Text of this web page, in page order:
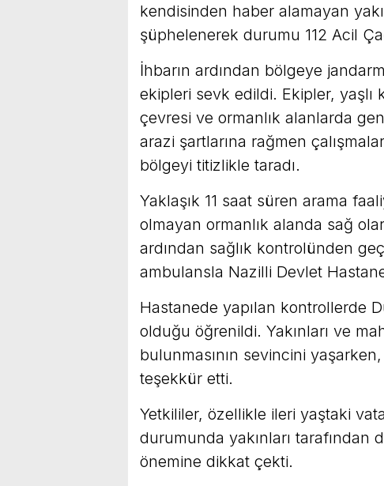
kendisinden haber alamayan
şüphelenerek durumu 112 Acil
İhbarın ardından bölgeye
ekipleri sevk edildi. Ekipler, yaşlı
çevresi ve ormanlık alanlarda
arazi şartlarına rağmen
bölgeyi titizlikle taradı.
Yaklaşık 11 saat süren arama
olmayan ormanlık alanda sağ
ardından sağlık kontrolünden
ambulansla Nazilli Devlet
Hastanede yapılan kontrollerde
olduğu öğrenildi. Yakınları ve
bulunmasının sevincini
teşekkür etti.
Yetkililer, özellikle ileri yaştaki
durumunda yakınları tarafından
önemine dikkat çekti.